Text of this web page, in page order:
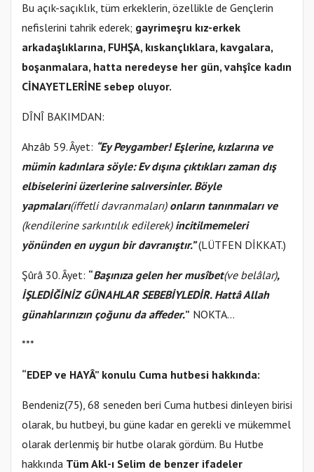
Bu açık-saçıklık, tüm erkeklerin, özellikle de Gençlerin
nefislerini tahrik ederek; gayrimeşru kız-erkek
arkadaşlıklarına, FUHŞA, kıskançlıklara, kavgalara,
boşanmalara, hatta neredeyse her gün, vahşîce kadın
CİNAYETLERİNE sebep oluyor.
DÎNÎ BAKIMDAN:
Ahzâb 59. Âyet: “Ey Peygamber! Eşlerine, kızlarına ve
mümin kadınlara söyle: Ev dışına çıktıkları zaman dış
elbiselerini üzerlerine salıversinler. Böyle
yapmaları(iffetli davranmaları)onların tanınmaları ve
(kendilerine sarkıntılık edilerek)incitilmemeleri
yönünden en uygun bir davranıştır.”(LÜTFEN DİKKAT.)
Şûrâ 30. Âyet: “Başınıza gelen her musîbet(ve belâlar),
İŞLEDİĞİNİZ GÜNAHLAR SEBEBİYLEDİR. Hattâ Allah
günahlarınızın çoğunu da affeder.” NOKTA…
***
“EDEP ve HAYÂ” konulu Cuma hutbesi hakkında:
Bendeniz(75), 68 seneden beri Cuma hutbesi dinleyen birisi
olarak, bu hutbeyi, bu güne kadar en gerekli ve mükemmel
olarak derlenmiş bir hutbe olarak gördüm. Bu Hutbe
hakkında Tüm Akl-ı Selim de benzer ifadeler